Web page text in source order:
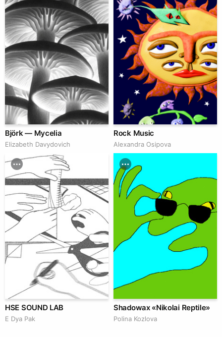
Björk — Mycelia
Elizabeth Davydovich
Rock Music
Alexandra Osipova
HSE SOUND LAB
E Dya Pak
Shadowax «Nikolai Reptile»
Polina Kozlova